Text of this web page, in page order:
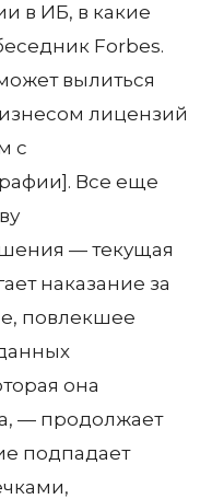
в ИБ, в какие
Forbes.
вылиться
лицензий
с
Все еще
— текущая
наказание за
повлекшее
она
— продолжает
подпадает